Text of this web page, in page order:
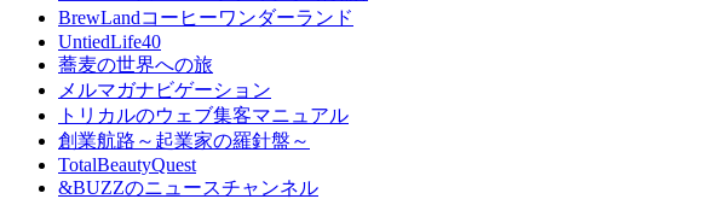
BrewLandコーヒーワンダーランド
UntiedLife40
蕎麦の世界への旅
メルマガナビゲーション
トリカルのウェブ集客マニュアル
創業航路～起業家の羅針盤～
TotalBeautyQuest
&BUZZのニュースチャンネル